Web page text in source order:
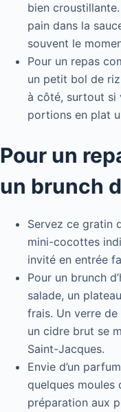
bien
pain dans la
souvent le
Pour un repas
un petit bol de
à côté, surtout si
portions en plat
Pour un
un brunch
Servez ce gratin
mini-cocottes
invité en entrée
Pour un brunch
salade, un
frais. Un verre
un cidre brut se
Saint-Jacques.
Envie d’un
quelques moules
préparation aux